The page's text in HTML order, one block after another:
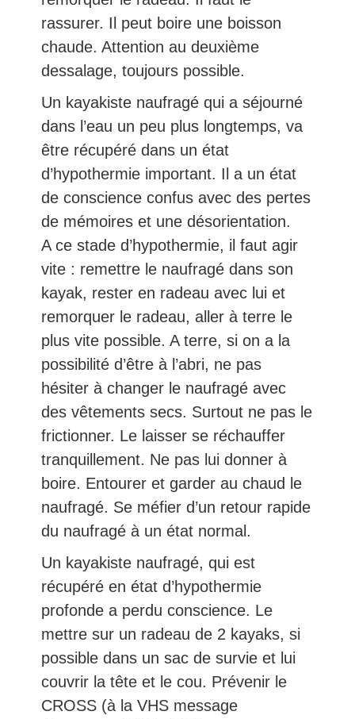
rassurer. Il peut boire une boisson
chaude. Attention au deuxième
dessalage, toujours possible.
Un kayakiste naufragé qui a séjourné
dans l’eau un peu plus longtemps, va
être récupéré dans un état
d’hypothermie important. Il a un état
de conscience confus avec des pertes
de mémoires et une désorientation.
A ce stade d’hypothermie, il faut agir
vite : remettre le naufragé dans son
kayak, rester en radeau avec lui et
remorquer le radeau, aller à terre le
plus vite possible. A terre, si on a la
possibilité d’être à l’abri, ne pas
hésiter à changer le naufragé avec
des vêtements secs. Surtout ne pas le
frictionner. Le laisser se réchauffer
tranquillement. Ne pas lui donner à
boire. Entourer et garder au chaud le
naufragé. Se méfier d’un retour rapide
du naufragé à un état normal.
Un kayakiste naufragé, qui est
récupéré en état d’hypothermie
profonde a perdu conscience. Le
mettre sur un radeau de 2 kayaks, si
possible dans un sac de survie et lui
couvrir la tête et le cou. Prévenir le
CROSS (à la VHS message